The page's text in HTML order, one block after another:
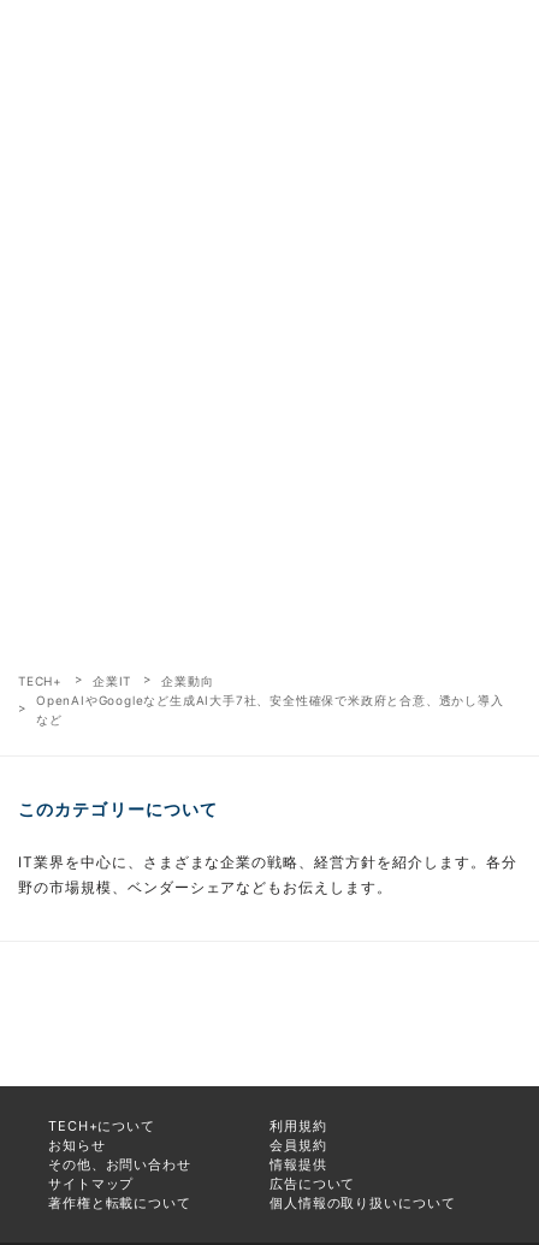
TECH+ 企業IT
企業動向
OpenAIやGoogleなど生成AI大手7社、安全性確保で米政府と合意、透かし導入
など
このカテゴリーについて
IT業界を中心に、さまざまな企業の戦略、経営方針を紹介します。各分
野の市場規模、ベンダーシェアなどもお伝えします。
TECH+について
利用規約
お知らせ
会員規約
その他、お問い合わせ
情報提供
サイトマップ
広告について
著作権と転載について
個人情報の取り扱いについて